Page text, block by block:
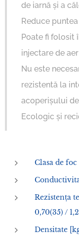
de iarnă și a
Reduce
Poate fi folosit
injectare de
Nu este
rezistentă la
acoperișului de
Ecologic și
Clasa de
Rezistența
0,70(35) /
Densitate